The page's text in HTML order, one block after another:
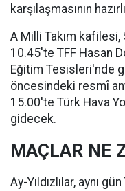
karşılaşmasının
A Milli Takım
10.45'te TFF Hasan
Eğitim Tesisleri'nde
öncesindeki resmî
15.00'te Türk Hava
gidecek.
MAÇLAR NE
Ay-Yıldızlılar, aynı